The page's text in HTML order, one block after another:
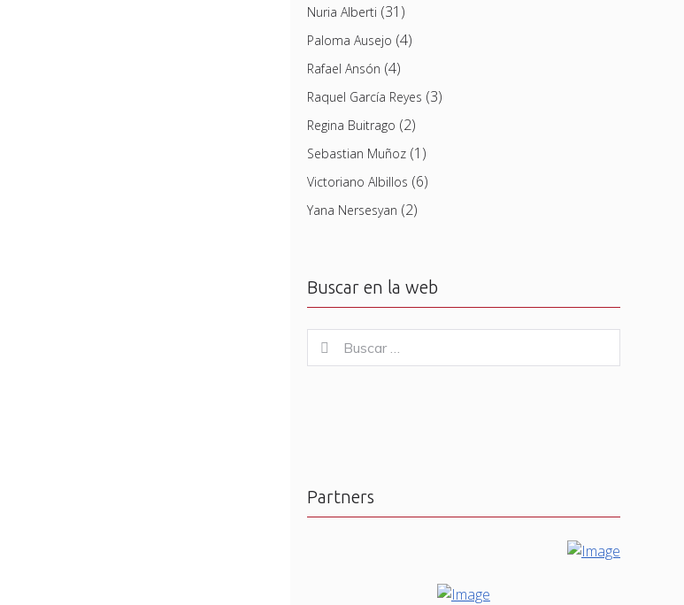
Nuria Alberti (31)
Paloma Ausejo (4)
Rafael Ansón (4)
Raquel García Reyes (3)
Regina Buitrago (2)
Sebastian Muñoz(1)
Victoriano Albillos (6)
Yana Nersesyan (2)
Buscar en la web
for:
Buscar
Partners